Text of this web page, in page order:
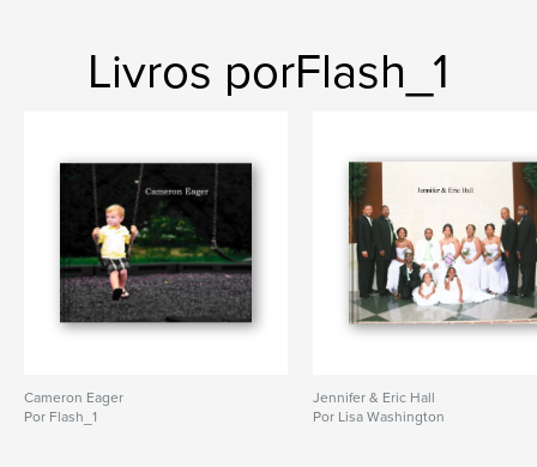
Livros porFlash_1
Cameron Eager
Por Flash_1
Jennifer & Eric Hall
Por Lisa Washington